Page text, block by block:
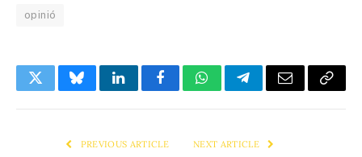
opinió
TwitterBlueskyLinkedInFacebookWhatsAppTelegramEmail Copy
PREVIOUS ARTICLE NEXT ARTICLE